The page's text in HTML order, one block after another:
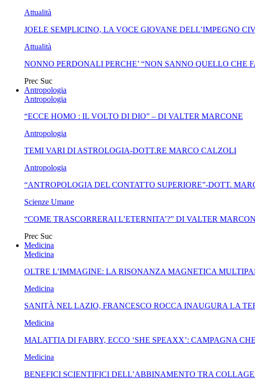
Attualità
JOELE SEMPLICINO, LA VOCE GIOVANE DELL’IMPEGNO
Attualità
NONNO PERDONALI PERCHE’ “NON SANNO QUELLO CHE
Prec Suc
Antropologia
Antropologia
“ECCE HOMO : IL VOLTO DI DIO” – DI VALTER MARCONE
Antropologia
TEMI VARI DI ASTROLOGIA-DOTT.RE MARCO CALZOLI
Antropologia
“ANTROPOLOGIA DEL CONTATTO SUPERIORE”-DOTT.
Scienze Umane
“COME TRASCORRERAI L’ETERNITA’?” DI VALTER
Prec Suc
Medicina
Medicina
OLTRE L’IMMAGINE: LA RISONANZA MAGNETICA
Medicina
SANITÀ NEL LAZIO, FRANCESCO ROCCA INAUGURA LA
Medicina
MALATTIA DI FABRY, ECCO ‘SHE SPEAXX’: CAMPAGNA
Medicina
BENEFICI SCIENTIFICI DELL’ABBINAMENTO TRA